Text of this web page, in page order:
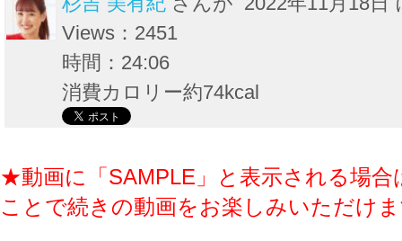
Views：2451
時間：24:06
消費カロリー約74kcal
★動画に「SAMPLE」と表示される場合
ことで続きの動画をお楽しみいただけ